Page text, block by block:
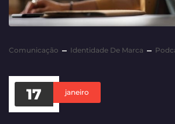
Comunicação Identidade De Marca
17 janeiro